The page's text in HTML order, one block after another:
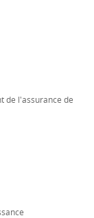
de l'assurance de